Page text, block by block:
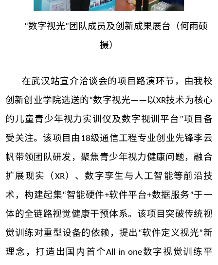
“数字视光” 团队成员及创新成果展台 （何雨硕
摄）
在武汉站宣介洽谈会的项目路演环节，由我校
创新创业学院选送的“数字视光——以XR技术为核心
的儿童青少年视力实训仪及数字视训平台 ”项目备
受关注。该项目由 18级通信工程专业创业先锋李云
帆带领团队研发，聚焦青少年视力健康问题，融合
扩展现实（ XR）、数字孪生与人工智能等前沿技
术，构建起集“智能硬件+软件平台+数据服务”于一
体的全链路视觉健康干预体系。该项目突破传统视
觉训练对重型设备的依赖，提出 “软件定义视光”新
理念，打造出国内首个All in one数字视觉训练平